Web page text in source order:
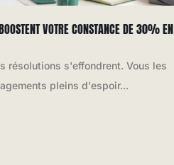
VOTRE CONSTANCE DE 30%
résolutions s'effondrent. Vous les
pleins d'espoir...